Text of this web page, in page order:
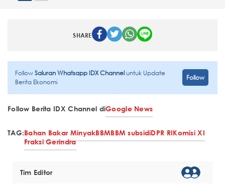
SHARE
FollowSaluran Whatsapp IDX Channeluntuk Update
Berita Ekonomi
Follow
Follow Berita IDX Channel diGoogle News
TAG:Bahan Bakar MinyakBBMBBM subsidiDPR RIKomisi XI
Fraksi Gerindra
Tim Editor